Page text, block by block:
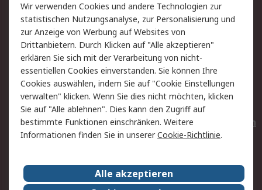
Rücksendungen
Kontakt
Hilfe
Privatkunden
Rechtliches
AGB
Datenschutz
Cookie-Richtlinie
Zahlungsbedingungen
Copyright/Impressum
Entsorgung
Elektrogeräte/Batterien
RS weltweit
Wir verwenden Cookies und andere Technologien zur
statistischen Nutzungsanalyse, zur Personalisierung und
zur Anzeige von Werbung auf Websites von
Drittanbietern. Durch Klicken auf "Alle akzeptieren"
erklären Sie sich mit der Verarbeitung von nicht-
essentiellen Cookies einverstanden. Sie können Ihre
Cookies auswählen, indem Sie auf "Cookie Einstellungen
verwalten" klicken. Wenn Sie dies nicht möchten, klicken
Sie auf "Alle ablehnen". Dies kann den Zugriff auf
bestimmte Funktionen einschränken. Weitere
Informationen finden Sie in unsererCookie-Richtlinie.
Alle akzeptieren